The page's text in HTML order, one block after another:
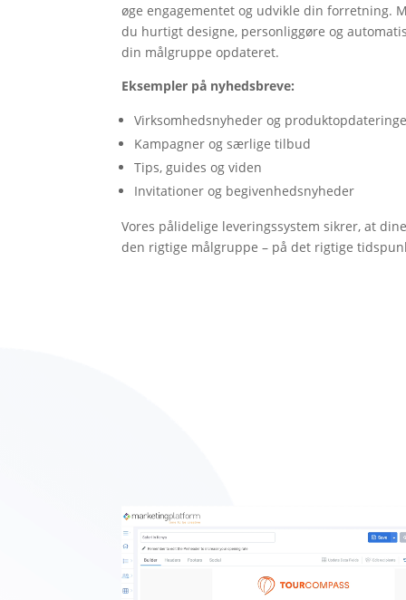
øge engagementet og udvikle din forretning.
du hurtigt designe, personliggøre og
din målgruppe opdateret.
Eksempler på nyhedsbreve:
Virksomhedsnyheder og
Kampagner og særlige tilbud
Tips, guides og viden
Invitationer og begivenhedsnyheder
Vores pålidelige leveringssystem sikrer, at
den rigtige målgruppe – på det rigtige